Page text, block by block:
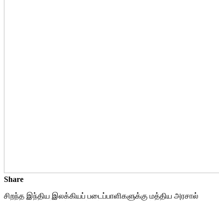
Share
சிறந்த இந்திய இலக்கியப் படைப்பாளிகளுக்கு மத்திய அரசால்